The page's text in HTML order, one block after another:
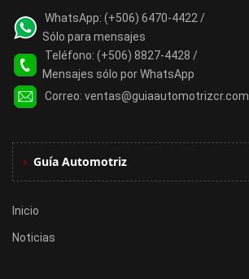
WhatsApp: (+506) 6470-4422 /
Sólo para mensajes
Teléfono: (+506) 8827-4428 /
Mensajes sólo por WhatsApp
Correo: ventas@guiaautomotrizcr.com
Guía Automotriz
Inicio
Noticias